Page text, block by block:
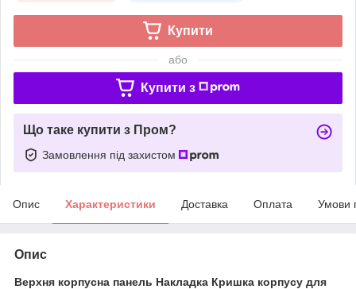
Купити
або
Купити з
Що таке купити з Пром?
Замовлення під захистом
Опис Характеристики Доставка Оплата Умови
Опис
Верхня корпусна панель Накладка Кришка корпусу для